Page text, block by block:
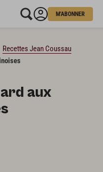
M'ABONNER
Recettes Jean Coussau
aux